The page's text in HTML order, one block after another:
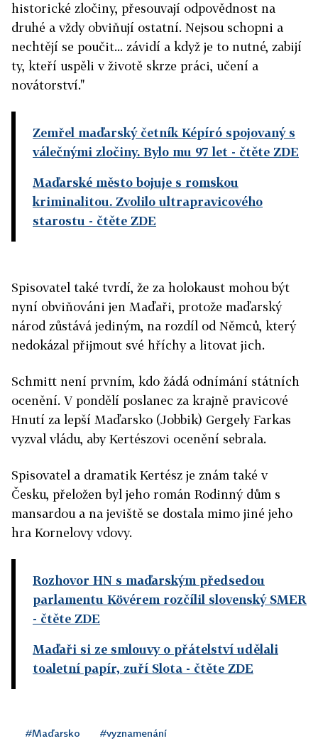
historické zločiny, přesouvají odpovědnost na
druhé a vždy obviňují ostatní. Nejsou schopni a
nechtějí se poučit... závidí a když je to nutné, zabijí
ty, kteří uspěli v životě skrze práci, učení a
novátorství."
Zemřel maďarský četník Képíró spojovaný s
válečnými zločiny. Bylo mu 97 let - čtěte ZDE
Maďarské město bojuje s romskou
kriminalitou. Zvolilo ultrapravicového
starostu - čtěte ZDE
Spisovatel také tvrdí, že za holokaust mohou být
nyní obviňováni jen Maďaři, protože maďarský
národ zůstává jediným, na rozdíl od Němců, který
nedokázal přijmout své hříchy a litovat jich.
Schmitt není prvním, kdo žádá odnímání státních
ocenění. V pondělí poslanec za krajně pravicové
Hnutí za lepší Maďarsko (Jobbik) Gergely Farkas
vyzval vládu, aby Kertészovi ocenění sebrala.
Spisovatel a dramatik Kertész je znám také v
Česku, přeložen byl jeho román Rodinný dům s
mansardou a na jeviště se dostala mimo jiné jeho
hra Kornelovy vdovy.
Rozhovor HN s maďarským předsedou
parlamentu Kövérem rozčílil slovenský SMER
- čtěte ZDE
Maďaři si ze smlouvy o přátelství udělali
toaletní papír, zuří Slota - čtěte ZDE
#Maďarsko #vyznamenání